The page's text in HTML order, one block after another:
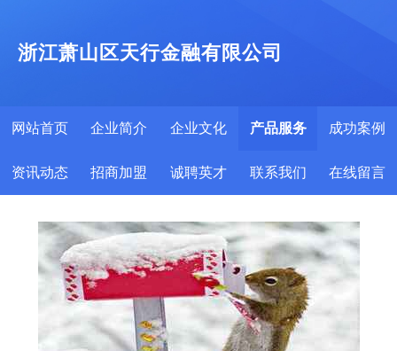
浙江萧山区天行金融有限公司
网站首页 企业简介 企业文化 产品服务 成功案例
资讯动态 招商加盟 诚聘英才 联系我们 在线留言